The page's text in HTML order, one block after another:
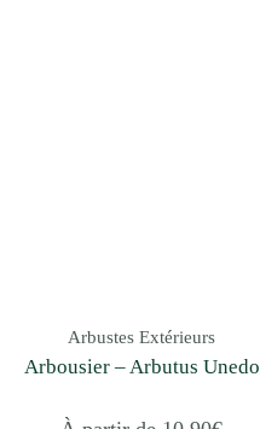
Arbustes Extérieurs
Arbousier – Arbutus Unedo